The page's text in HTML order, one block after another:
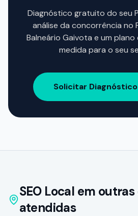
Diagnóstico gratuito do seu
análise da concorrência no
Balneário Gaivota e um plano
medida para o seu
Solicitar
SEO Local em
atendidas